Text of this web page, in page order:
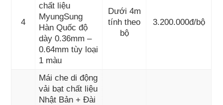
4
chất liệu
MyungSung
Hàn Quốc độ
dày 0.36mm –
0.64mm tùy loại
1 màu
Dưới 4m
tính theo
bộ
3.200.000đ/bộ
Mái che di động
vải bạt chất liệu
Nhật Bản + Đài